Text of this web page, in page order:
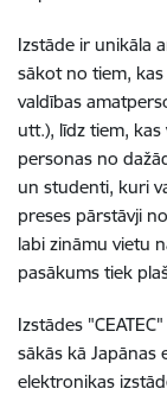
Izstāde ir unikāla
sākot no tiem,
valdības
utt.), līdz tiem,
personas no
un studenti, kuri
preses pārstāvji
labi zināmu vietu
pasākums tiek
Izstādes
sākās kā
elektronikas